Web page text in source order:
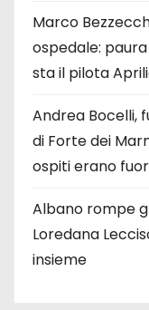
Marco
ospedale:
sta il pilota
Andrea Bocelli,
di Forte dei
ospiti erano
Albano rompe
Loredana
insieme